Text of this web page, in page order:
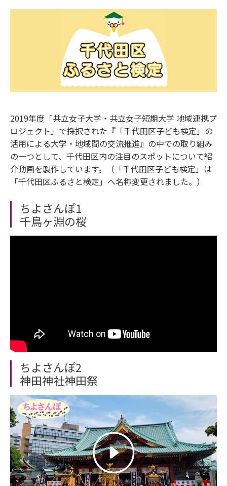
2019年度「共立女子大学・共立女子短期大学 地域連携プ
ロジェクト」で採択された『「千代田区子ども検定」の
活用による大学・地域間の交流推進』の中での取り組み
の一つとして、千代田区内の注目のスポットについて紹
介動画を製作しています。（「千代田区子ども検定」は
「千代田区ふるさと検定」へ名称変更されました。）
ちよさんぽ1
千鳥ヶ淵の桜
ちよさんぽ2
神田神社神田祭